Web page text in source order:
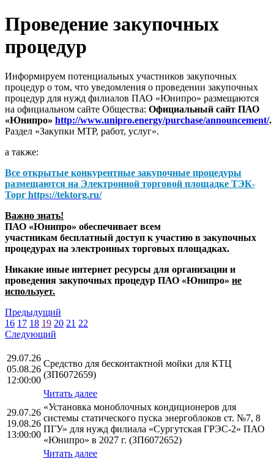
Проведение закупочных
процедур
Информируем потенциальных участников закупочных
процедур о том, что уведомления о проведении закупочных
процедур для нужд филиалов ПАО «Юнипро» размещаются
на официальном сайте Общества: Официальный сайт ПАО
«Юнипро» http://www.unipro.energy/purchase/announcement/.
Раздел «Закупки МТР, работ, услуг».
а также:
Все открытые конкурентные закупочные процедуры
размещаются на Электронной торговой площадке ТЭК-
Торг https://tektorg.ru/
Важно знать!
ПАО «Юнипро» обеспечивает всем
участникам бесплатный доступ к участию в закупочных
процедурах на электронных торговых площадках.
Никакие иные интернет ресурсы для организации и
проведения закупочных процедур ПАО «Юнипро» не
использует.
Предыдущий
16 17 18 19 20 21 22
Следующий
29.07.26
05.08.26
12:00:00
Средство для бесконтактной мойки для КТЦ
(ЗП6072659)
Читать далее
29.07.26
19.08.26
13:00:00
«Установка моноблочных кондиционеров для
системы статического пуска энергоблоков ст. №7, 8
ПГУ» для нужд филиала «Сургутская ГРЭС-2» ПАО
«Юнипро» в 2027 г. (ЗП6072652)
Читать далее